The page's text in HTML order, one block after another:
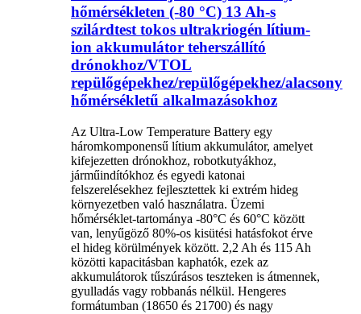
hőmérsékleten (-80 °C) 13 Ah-s
szilárdtest tokos ultrakriogén lítium-
ion akkumulátor teherszállító
drónokhoz/VTOL
repülőgépekhez/repülőgépekhez/alacsony
hőmérsékletű alkalmazásokhoz
Az Ultra-Low Temperature Battery egy
háromkomponensű lítium akkumulátor, amelyet
kifejezetten drónokhoz, robotkutyákhoz,
járműindítókhoz és egyedi katonai
felszerelésekhez fejlesztettek ki extrém hideg
környezetben való használatra. Üzemi
hőmérséklet-tartománya -80°C és 60°C között
van, lenyűgöző 80%-os kisütési hatásfokot érve
el hideg körülmények között. 2,2 Ah és 115 Ah
közötti kapacitásban kaphatók, ezek az
akkumulátorok tűszúrásos teszteken is átmennek,
gyulladás vagy robbanás nélkül. Hengeres
formátumban (18650 és 21700) és nagy